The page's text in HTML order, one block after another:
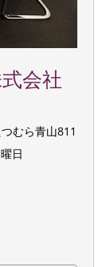
会社
むら青山811
日